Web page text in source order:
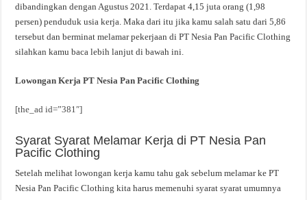
dibandingkan dengan Agustus 2021. Terdapat 4,15 juta orang (1,98
persen) penduduk usia kerja. Maka dari itu jika kamu salah satu dari 5,86
tersebut dan berminat melamar pekerjaan di PT Nesia Pan Pacific Clothing
silahkan kamu baca lebih lanjut di bawah ini.
Lowongan Kerja PT Nesia Pan Pacific Clothing
[the_ad id=”381″]
Syarat Syarat Melamar Kerja di PT Nesia Pan
Pacific Clothing
Setelah melihat lowongan kerja kamu tahu gak sebelum melamar ke PT
Nesia Pan Pacific Clothing kita harus memenuhi syarat syarat umumnya